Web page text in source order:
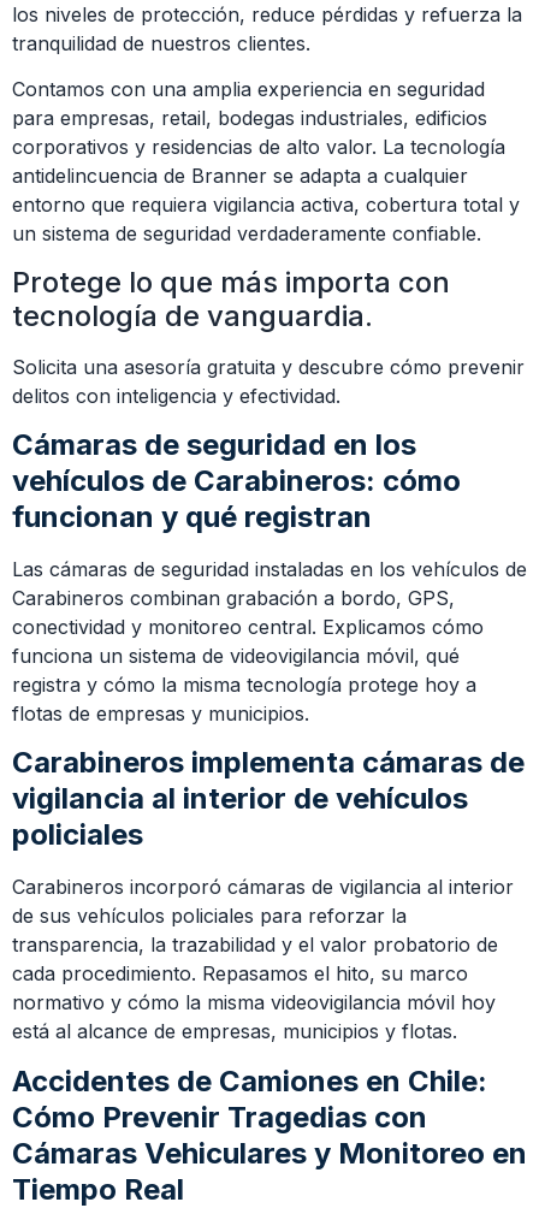
los niveles de protección, reduce pérdidas y refuerza la
tranquilidad de nuestros clientes.
Contamos con una amplia experiencia en seguridad
para empresas, retail, bodegas industriales, edificios
corporativos y residencias de alto valor. La tecnología
antidelincuencia de Branner se adapta a cualquier
entorno que requiera vigilancia activa, cobertura total y
un sistema de seguridad verdaderamente confiable.
Protege lo que más importa con
tecnología de vanguardia.
Solicita una asesoría gratuita y descubre cómo prevenir
delitos con inteligencia y efectividad.
Cámaras de seguridad en los
vehículos de Carabineros: cómo
funcionan y qué registran
Las cámaras de seguridad instaladas en los vehículos de
Carabineros combinan grabación a bordo, GPS,
conectividad y monitoreo central. Explicamos cómo
funciona un sistema de videovigilancia móvil, qué
registra y cómo la misma tecnología protege hoy a
flotas de empresas y municipios.
Carabineros implementa cámaras de
vigilancia al interior de vehículos
policiales
Carabineros incorporó cámaras de vigilancia al interior
de sus vehículos policiales para reforzar la
transparencia, la trazabilidad y el valor probatorio de
cada procedimiento. Repasamos el hito, su marco
normativo y cómo la misma videovigilancia móvil hoy
está al alcance de empresas, municipios y flotas.
Accidentes de Camiones en Chile:
Cómo Prevenir Tragedias con
Cámaras Vehiculares y Monitoreo en
Tiempo Real